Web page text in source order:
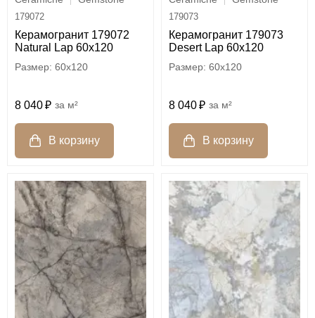
179072
Керамогранит 179072
Natural Lap 60x120
60x120
8 040 м²
179073
Керамогранит 179073
Desert Lap 60x120
60x120
8 040 м²